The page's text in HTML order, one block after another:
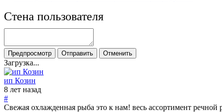
Стена пользователя
Загрузка...
ип Козин
8 лет назад
#
Свежая охлажденная рыба это к нам! весь ассортимент речной